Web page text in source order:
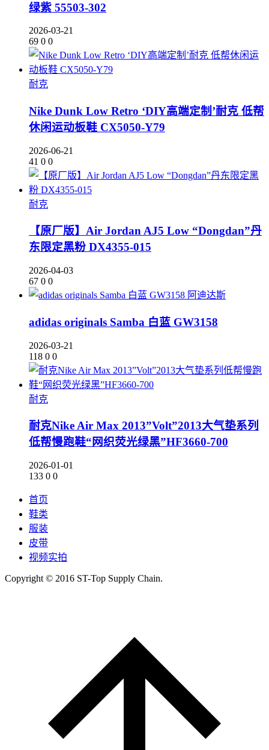
绿紫 55503-302
2026-03-21
69 0 0
耐克
Nike Dunk Low Retro ‘DIY高端定制’耐克 低帮
休闲运动板鞋 CX5050-Y79
2026-06-21
41 0 0
耐克
【原厂版】Air Jordan AJ5 Low “Dongdan”丹
东限定黑粉 DX4355-015
2026-04-03
67 0 0
阿迪达斯
adidas originals Samba 白蓝 GW3158
2026-03-21
118 0 0
耐克
耐克Nike Air Max 2013”Volt”2013大气垫系列
低帮慢跑鞋“网织荧光绿黑”HF3660-700
2026-01-01
133 0 0
首页
鞋类
服装
皮带
视频实拍
Copyright © 2016 ST-Top Supply Chain.